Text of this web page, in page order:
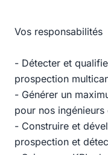
Vos responsabilités
- Détecter et
prospection
- Générer un
pour nos
- Construire et
prospection et